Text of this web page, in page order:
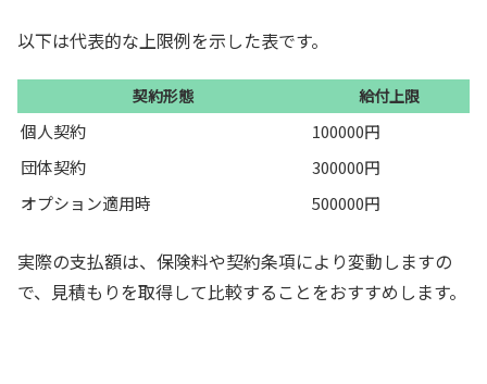
以下は代表的な上限例を示した表です。
契約形態 給付上限
個人契約
100000円
団体契約
300000円
オプション適用時
500000円
実際の支払額は、保険料や契約条項により変動しますの
で、見積もりを取得して比較することをおすすめします。